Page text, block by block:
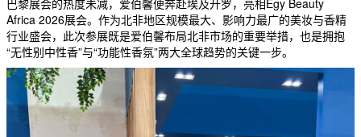
巴黎展会的热度未减，爱伯馨便奔赴埃及开罗，亮相Egy Beauty
Africa 2026展会。作为北非地区规模最大、影响力最广的美妆与香精
行业盛会，此次参展既是爱伯馨布局北非市场的重要举措，也是拥抱
“无性别中性香”与“功能性香氛”两大全球趋势的关键一步。